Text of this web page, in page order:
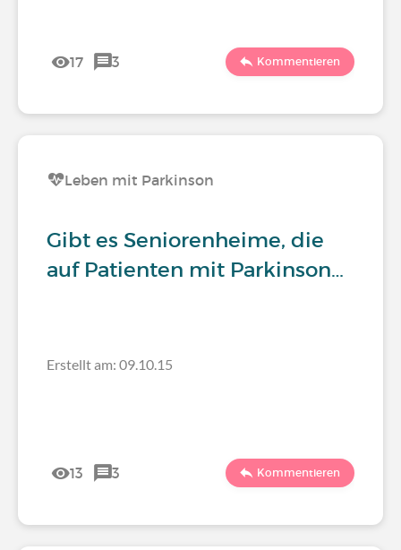
17 3 Kommentieren
Leben mit Parkinson
Gibt es Seniorenheime, die
auf Patienten mit Parkinson…
Erstellt am: 09.10.15
13 3 Kommentieren